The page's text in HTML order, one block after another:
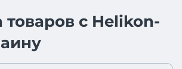
товаров с Helikon-